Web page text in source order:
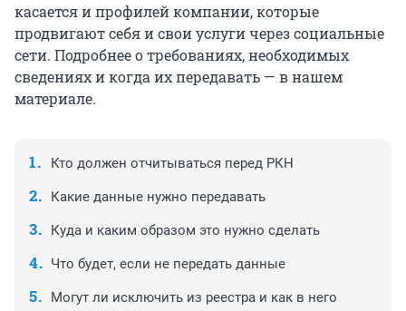
касается и профилей компании, которые
продвигают себя и свои услуги через социальные
сети. Подробнее о требованиях, необходимых
сведениях и когда их передавать — в нашем
материале.
Кто должен отчитываться перед РКН
Какие данные нужно передавать
Куда и каким образом это нужно сделать
Что будет, если не передать данные
Могут ли исключить из реестра и как в него